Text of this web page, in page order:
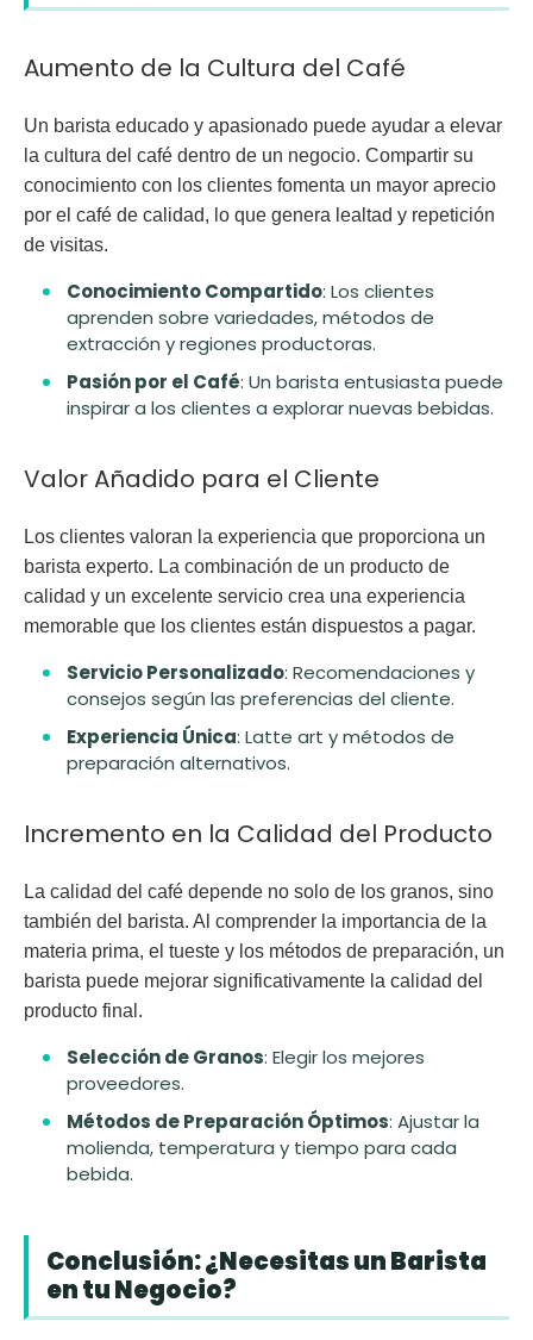
Aumento de la Cultura del Café
Un barista educado y apasionado puede ayudar a elevar
la cultura del café dentro de un negocio. Compartir su
conocimiento con los clientes fomenta un mayor aprecio
por el café de calidad, lo que genera lealtad y repetición
de visitas.
Conocimiento Compartido: Los clientes
aprenden sobre variedades, métodos de
extracción y regiones productoras.
Pasión por el Café: Un barista entusiasta puede
inspirar a los clientes a explorar nuevas bebidas.
Valor Añadido para el Cliente
Los clientes valoran la experiencia que proporciona un
barista experto. La combinación de un producto de
calidad y un excelente servicio crea una experiencia
memorable que los clientes están dispuestos a pagar.
Servicio Personalizado: Recomendaciones y
consejos según las preferencias del cliente.
Experiencia Única: Latte art y métodos de
preparación alternativos.
Incremento en la Calidad del Producto
La calidad del café depende no solo de los granos, sino
también del barista. Al comprender la importancia de la
materia prima, el tueste y los métodos de preparación, un
barista puede mejorar significativamente la calidad del
producto final.
Selección de Granos: Elegir los mejores
proveedores.
Métodos de Preparación Óptimos: Ajustar la
molienda, temperatura y tiempo para cada
bebida.
Conclusión: ¿Necesitas un Barista
en tu Negocio?